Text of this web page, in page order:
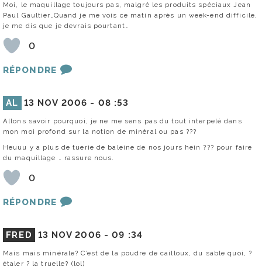
Moi, le maquillage toujours pas, malgré les produits spéciaux Jean
Paul Gaultier…Quand je me vois ce matin après un week-end difficile,
je me dis que je devrais pourtant…
0
RÉPONDRE
AL 13 NOV 2006 - 08 :53
Allons savoir pourquoi, je ne me sens pas du tout interpelé dans
mon moi profond sur la notion de minéral ou pas ???
Heuuu y a plus de tuerie de baleine de nos jours hein ??? pour faire
du maquillage … rassure nous.
0
RÉPONDRE
FRED 13 NOV 2006 -09 :34
Mais mais minérale? C’est de la poudre de cailloux, du sable quoi, ?
étaler ? la truelle? (lol)